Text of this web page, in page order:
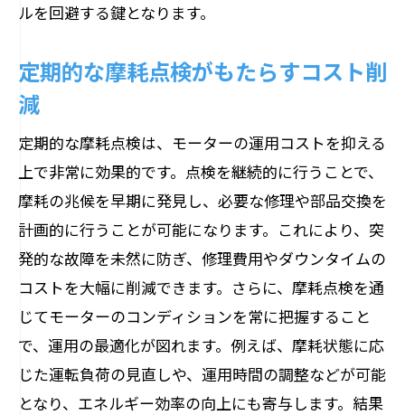
ルを回避する鍵となります。
定期的な摩耗点検がもたらすコスト削
減
定期的な摩耗点検は、モーターの運用コストを抑える
上で非常に効果的です。点検を継続的に行うことで、
摩耗の兆候を早期に発見し、必要な修理や部品交換を
計画的に行うことが可能になります。これにより、突
発的な故障を未然に防ぎ、修理費用やダウンタイムの
コストを大幅に削減できます。さらに、摩耗点検を通
じてモーターのコンディションを常に把握すること
で、運用の最適化が図れます。例えば、摩耗状態に応
じた運転負荷の見直しや、運用時間の調整などが可能
となり、エネルギー効率の向上にも寄与します。結果